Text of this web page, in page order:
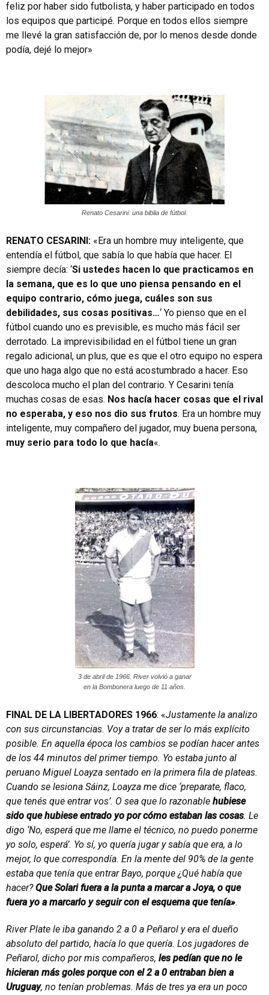
feliz por haber sido futbolista, y haber participado en todos
los equipos que participé. Porque en todos ellos siempre
me llevé la gran satisfacción de, por lo menos desde donde
podía, dejé lo mejor»
Renato Cesarini: una biblia de fútbol.
RENATO CESARINI: «Era un hombre muy inteligente, que
entendía el fútbol, que sabía lo que había que hacer. El
siempre decía: ‘Si ustedes hacen lo que practicamos en
la semana, que es lo que uno piensa pensando en el
equipo contrario, cómo juega, cuáles son sus
debilidades, sus cosas positivas…‘ Yo pienso que en el
fútbol cuando uno es previsible, es mucho más fácil ser
derrotado. La imprevisibilidad en el fútbol tiene un gran
regalo adicional, un plus, que es que el otro equipo no espera
que uno haga algo que no está acostumbrado a hacer. Eso
descoloca mucho el plan del contrario. Y Cesarini tenía
muchas cosas de esas. Nos hacía hacer cosas que el rival
no esperaba, y eso nos dio sus frutos. Era un hombre muy
inteligente, muy compañero del jugador, muy buena persona,
muy serio para todo lo que hacía«.
3 de abril de 1966. River volvió a ganar
en la Bombonera luego de 11 años.
FINAL DE LA LIBERTADORES 1966: «Justamente la analizo
con sus circunstancias. Voy a tratar de ser lo más explícito
posible. En aquella época los cambios se podían hacer antes
de los 44 minutos del primer tiempo. Yo estaba junto al
peruano Miguel Loayza sentado en la primera fila de plateas.
Cuando se lesiona Sáinz, Loayza me dice ‘preparate, flaco,
que tenés que entrar vos’. O sea que lo razonable hubiese
sido que hubiese entrado yo por cómo estaban las cosas. Le
digo ‘No, esperá que me llame el técnico, no puedo ponerme
yo solo, esperá’. Yo sí, yo quería jugar y sabía que era, a lo
mejor, lo que correspondía. En la mente del 90% de la gente
estaba que tenía que entrar Bayo, porque ¿Qué había que
hacer?Que Solari fuera a la punta a marcar a Joya, o que
fuera yo a marcarlo y seguir con el esquema que tenía».
River Plate le iba ganando 2 a 0 a Peñarol y era el dueño
absoluto del partido, hacía lo que quería. Los jugadores de
Peñarol, dicho por mis compañeros, les pedían que no le
hicieran más goles porque con el 2 a 0 entraban bien a
Uruguay, no tenían problemas. Más de tres ya era un poco